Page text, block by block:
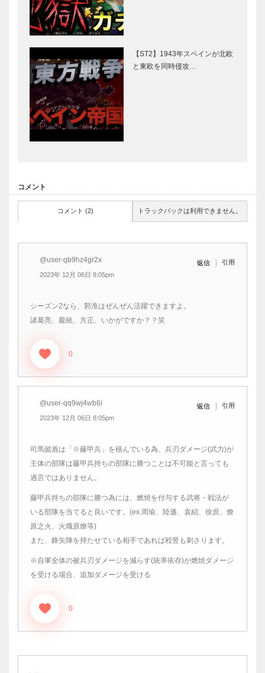
【ST2】1943年スペインが北欧
と東欧を同時侵攻…
コメント
コメント (2) トラックバックは利用できません。
@user-qb9hz4gr2x
2023年 12月 06日 8:05pm
返信 引用
シーズン2なら、郭淮はぜんぜん活躍できますよ。
諸葛亮、龐統、方正、いかがですか？？笑
0
@user-qq9wj4wb6i
2023年 12月 06日 8:05pm
返信 引用
司馬懿盾は「※藤甲兵」を積んでいる為、兵刃ダメージ(武力)が
主体の部隊は藤甲兵持ちの部隊に勝つことは不可能と言っても
過言ではありません。
藤甲兵持ちの部隊に勝つ為には、燃焼を付与する武将・戦法が
いる部隊を当てると良いです。(ex.周瑜、陸遜、袁紹、徐庶、燎
原之火、火熾原燎等)
また、鋒矢陣を持たせている相手であれば程昱も刺さります。
※自軍全体の被兵刃ダメージを減らす(統率依存)が燃焼ダメージ
を受ける場合、追加ダメージを受ける
0